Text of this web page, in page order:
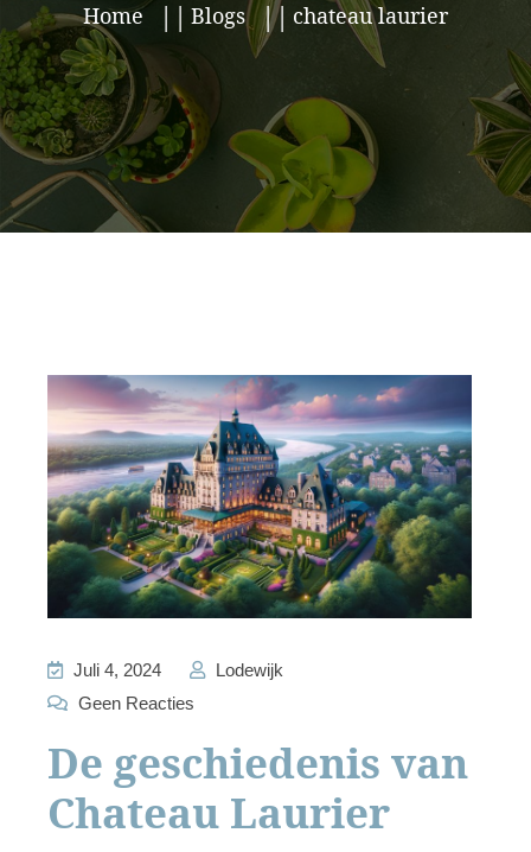
Home Blogs chateau laurier
Juli 4, 2024
Lodewijk
Geen Reacties
De geschiedenis van
Chateau Laurier